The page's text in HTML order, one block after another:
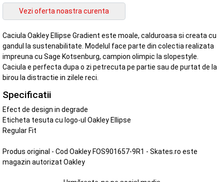
Caciula Oakley Ellipse Gradient este moale, calduroasa si creata cu
gandul la sustenabilitate. Modelul face parte din colectia realizata
impreuna cu Sage Kotsenburg, campion olimpic la slopestyle.
Caciula e perfecta dupa o zi petrecuta pe partie sau de purtat de la
birou la distractie in zilele reci.
Specificatii
Efect de design in degrade
Eticheta tesuta cu logo-ul Oakley Ellipse
Regular Fit
Produs original - Cod Oakley FOS901657-9R1 - Skates.ro este
magazin autorizat Oakley